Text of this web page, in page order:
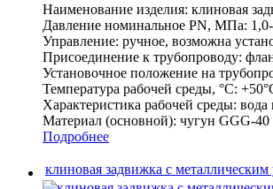
Наименование изделия: клиновая
Давление номинальное PN, МПа:
Управление: ручное, возможна
Присоединение к трубопроводу:
Установочное положение на
Температура рабочей среды, °С:
Характеристика рабочей среды: вода
Материал (основной): чугун GGG-40
Подробнее
клиновая задвижка с